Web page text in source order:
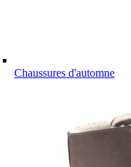
Chaussures d'automne